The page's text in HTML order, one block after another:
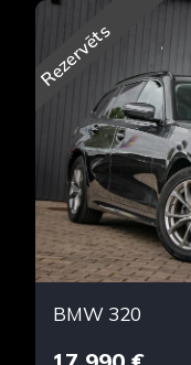
Rezervēts
BMW 320